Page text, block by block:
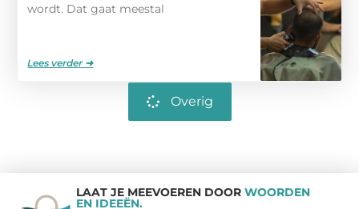
wordt. Dat gaat meestal
Lees verder ➜
Overig
LAAT JE MEEVOEREN DOOR WOORDEN
EN IDEEËN.